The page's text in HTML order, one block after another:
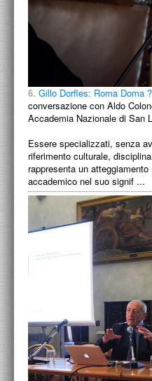
6. Gillo Dorfles: Roma Doma ?
conversazione con Aldo
Accademia Nazionale di San
Essere specializzati, senza
riferimento culturale,
rappresenta un
accademico nel suo signif ...